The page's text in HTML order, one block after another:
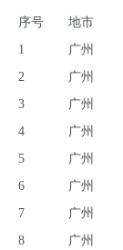
序号 地市
1
广州
2
广州
3
广州
4
广州
5
广州
6
广州
7
广州
8
广州